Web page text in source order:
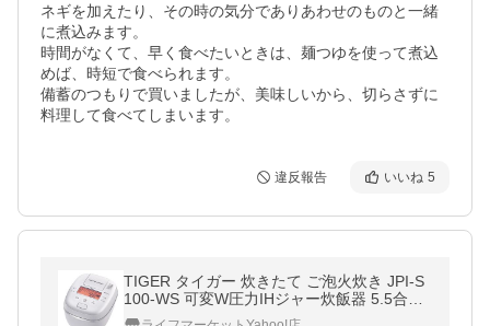
ネギを加えたり、その時の気分でありあわせのものと一緒
に煮込みます。
時間がなくて、早く食べたいときは、麺つゆを使って煮込
めば、時短で食べられます。
備蓄のつもりで買いましたが、美味しいから、切らさずに
違反報告 いいね 5
TIGER タイガー 炊きたて ご泡火炊き JPI-S
100-WS 可変W圧力IHジャー炊飯器 5.5合炊
き ミストホワイト